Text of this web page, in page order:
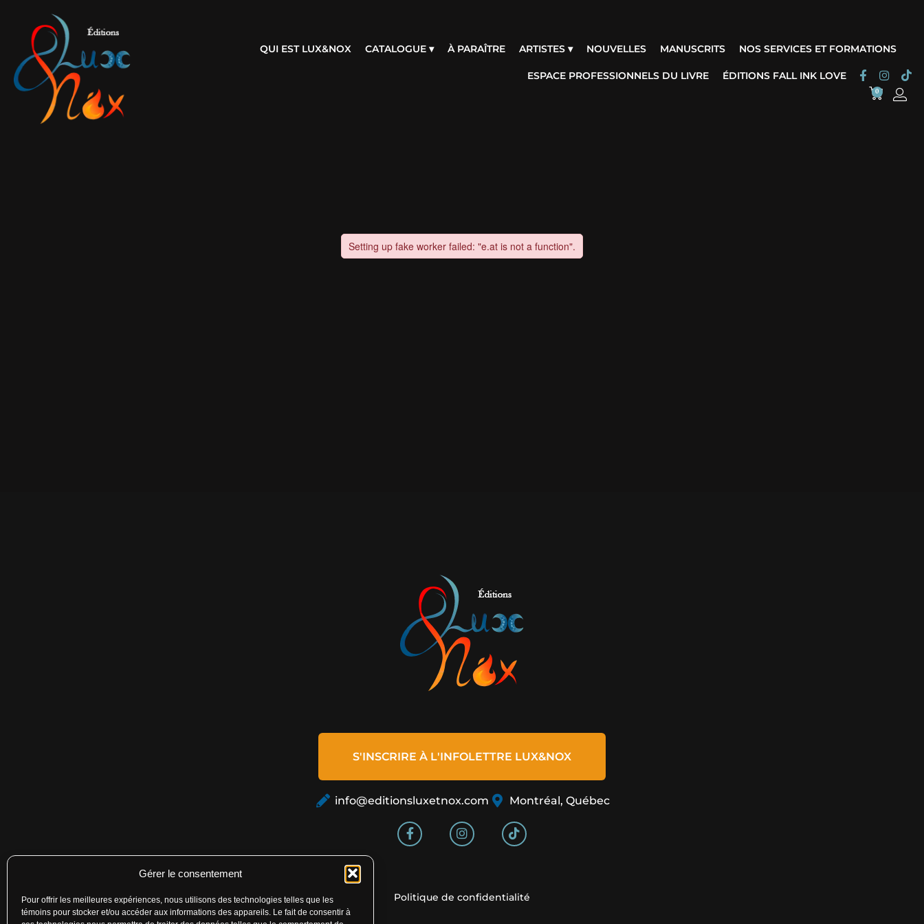
Gérer le consentement
Pour offrir les meilleures expériences, nous utilisons des technologies telles que les
témoins pour stocker et/ou accéder aux informations des appareils. Le fait de consentir à
QUI EST LUX&NOX CATALOGUE ▾ À PARAÎTRE ARTISTES ▾ NOUVELLES MANUSCRITS NOS SERVICES ET FORMATIONS
ESPACE PROFESSIONNELS DU LIVRE ÉDITIONS FALL INK LOVE
0
S'INSCRIRE À L'INFOLETTRE LUX&NOX
info@editionsluxetnox.com Montréal, Québec
Politique de confidentialité